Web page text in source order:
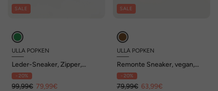
SALE
ULLA POPKEN
Leder-Sneaker, Zipper,
Wechselfußbett, Weite H
- 20%
99,99€ 79,99€
SALE
ULLA POPKEN
Remonte Sneaker, vegan,
Zipper, Wechselfußbett,
Weite H
- 20%
79,99€ 63,99€